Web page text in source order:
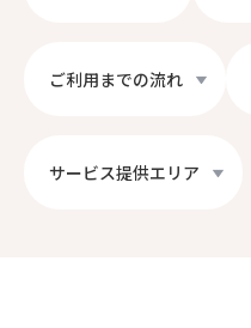
ご利用までの流れ
サービス提供エリア